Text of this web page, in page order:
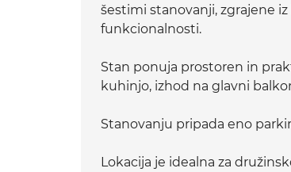
šestimi stanovanji, zgrajene
funkcionalnosti.
Stan ponuja prostoren in
kuhinjo, izhod na glavni
Stanovanju pripada eno
Lokacija je idealna za